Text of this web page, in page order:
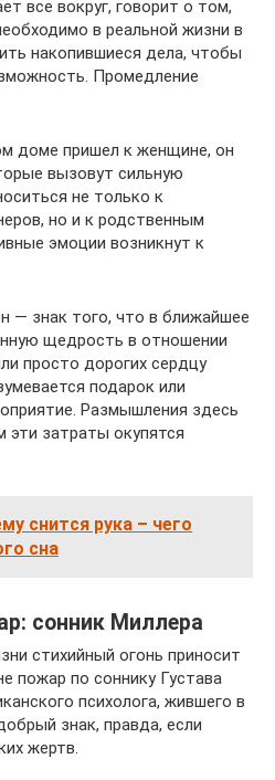
все вокруг, говорит о том,
в реальной жизни в
накопившиеся дела, чтобы
Промедление
доме пришел к женщине, он
вызовут сильную
не только к
но и к родственным
эмоции возникнут к
— знак того, что в ближайшее
щедрость в отношении
просто дорогих сердцу
подарок или
Размышления здесь
эти затраты окупятся
снится рука – чего
сна
сонник Миллера
стихийный огонь приносит
пожар по соннику Густава
психолога, жившего в
знак, правда, если
жертв.